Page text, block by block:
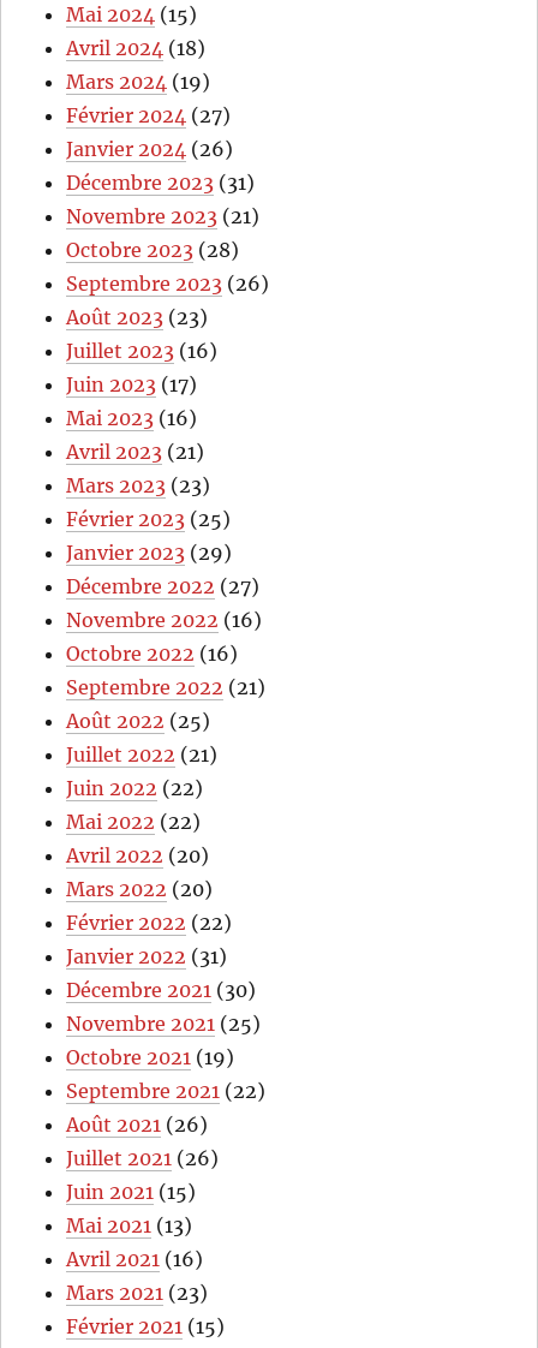
Mai 2024 (15)
Avril 2024 (18)
Mars 2024 (19)
Février 2024 (27)
Janvier 2024 (26)
Décembre 2023 (31)
Novembre 2023 (21)
Octobre 2023 (28)
Septembre 2023 (26)
Août 2023 (23)
Juillet 2023 (16)
Juin 2023 (17)
Mai 2023 (16)
Avril 2023 (21)
Mars 2023 (23)
Février 2023 (25)
Janvier 2023 (29)
Décembre 2022 (27)
Novembre 2022 (16)
Octobre 2022 (16)
Septembre 2022 (21)
Août 2022 (25)
Juillet 2022 (21)
Juin 2022 (22)
Mai 2022 (22)
Avril 2022 (20)
Mars 2022 (20)
Février 2022 (22)
Janvier 2022 (31)
Décembre 2021 (30)
Novembre 2021 (25)
Octobre 2021 (19)
Septembre 2021 (22)
Août 2021 (26)
Juillet 2021 (26)
Juin 2021 (15)
Mai 2021 (13)
Avril 2021 (16)
Mars 2021 (23)
Février 2021 (15)